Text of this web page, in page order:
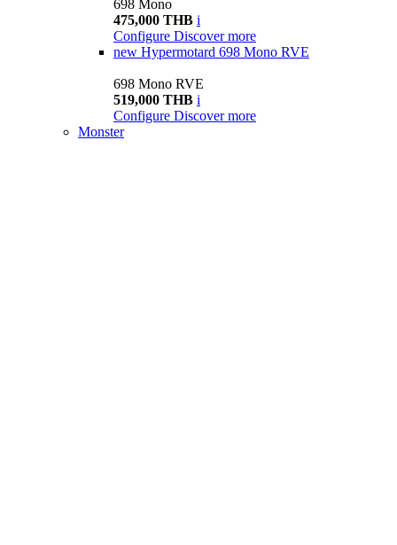
698 Mono
475,000 THB i
Configure Discover more
new Hypermotard 698 Mono RVE
698 Mono RVE
519,000 THB i
Configure Discover more
Monster